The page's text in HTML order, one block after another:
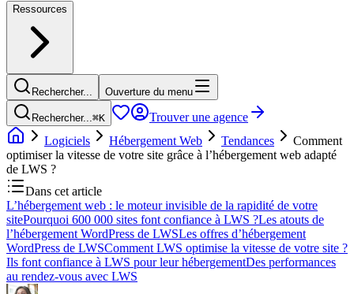
Ressources
Rechercher... Ouverture du menu
Rechercher...⌘K
Trouver une agence
Logiciels
Hébergement Web Tendances
Comment
optimiser la vitesse de votre site grâce à l’hébergement web adapté
de LWS ?
Dans cet article
L’hébergement web : le moteur invisible de la rapidité de votre
sitePourquoi 600 000 sites font confiance à LWS ?Les atouts de
l’hébergement WordPress de LWSLes offres d’hébergement
WordPress de LWSComment LWS optimise la vitesse de votre site ?
Ils font confiance à LWS pour leur hébergementDes performances
au rendez-vous avec LWS